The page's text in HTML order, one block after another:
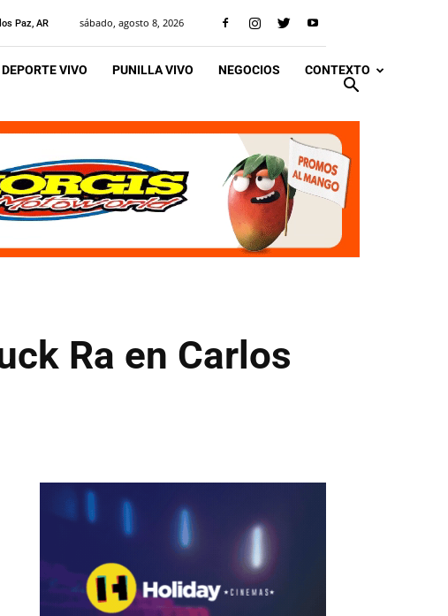
Paz, AR sábado, agosto 8, 2026
DEPORTE VIVO PUNILLA VIVO NEGOCIOS CONTEXTO
Ra en Carlos